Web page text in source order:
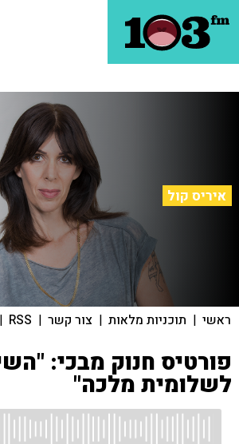
איריס קול
ראשי | תוכניות מלאות | צור קשר |
RSS
|
פורטיס חנוק מבכי:
לשלומית מלכה"